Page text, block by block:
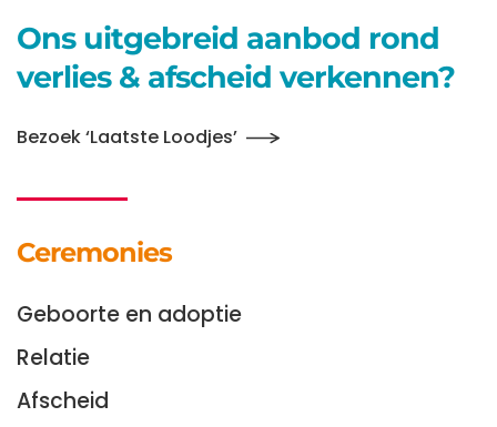
Ons uitgebreid aanbod rond
verlies & afscheid verkennen?
Bezoek ‘Laatste Loodjes’
Ceremonies
Geboorte en adoptie
Relatie
Afscheid